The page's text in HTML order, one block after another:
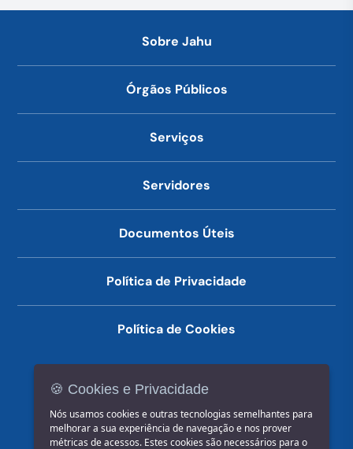
Sobre Jahu
Órgãos Públicos
Serviços
Servidores
Documentos Úteis
Política de Privacidade
Política de Cookies
🍪 Cookies e Privacidade
Nós usamos cookies e outras tecnologias semelhantes para
melhorar a sua experiência de navegação e nos prover
métricas de acessos. Estes cookies são necessários para o